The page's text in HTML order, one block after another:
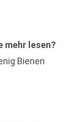
mehr lesen?
Bienen